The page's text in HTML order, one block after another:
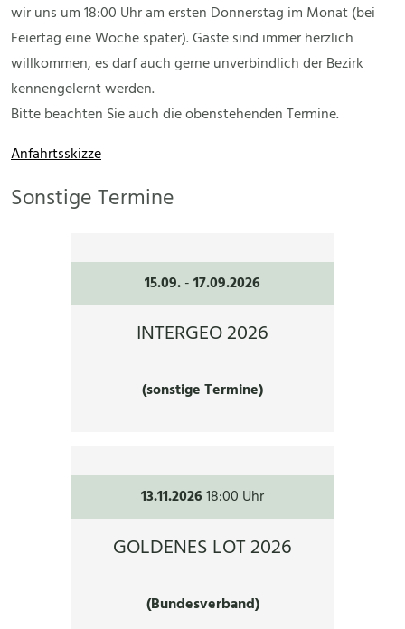
wir uns um 18:00 Uhr am ersten Donnerstag im Monat (bei
Feiertag eine Woche später). Gäste sind immer herzlich
willkommen, es darf auch gerne unverbindlich der Bezirk
kennengelernt werden.
Bitte beachten Sie auch die obenstehenden Termine.
Anfahrtsskizze
Sonstige Termine
15.09.-17.09.2026
INTERGEO 2026
(sonstige Termine)
13.11.202618:00 Uhr
GOLDENES LOT 2026
(Bundesverband)